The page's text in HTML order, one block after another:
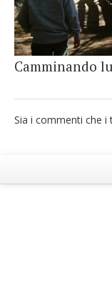
French
Italiano
Camminando
Sia i commenti che i